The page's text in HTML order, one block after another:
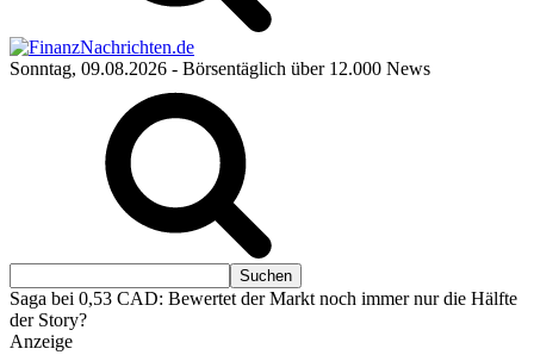
Sonntag, 09.08.2026 - Börsentäglich über 12.000 News
Saga bei 0,53 CAD: Bewertet der Markt noch immer nur die Hälfte
der Story?
Anzeige